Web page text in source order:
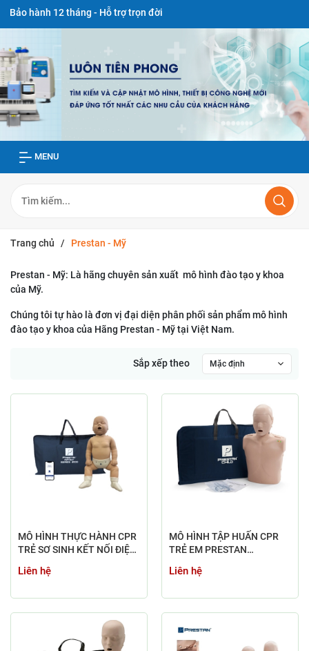
12 tháng - Hỗ trợ trọn đời
MENU
Trang chủ / Prestan - Mỹ
Prestan - Mỹ: Là hãng chuyên sản xuất mô hình đào tạo y khoa
của Mỹ.
Chúng tôi tự hào là đơn vị đại diện phân phối sản phẩm mô hình
đào tạo y khoa của Hãng Prestan - Mỹ tại Việt Nam.
Sắp xếp theo Mặc định
MÔ HÌNH THỰC HÀNH CPR
TRẺ SƠ SINH KẾT NỐI ĐIỆN
Liên hệ
MÔ HÌNH TẬP HUẤN CPR
TRẺ EM PRESTAN
PP-CM-100M-MS (MEDIUM
Liên hệ